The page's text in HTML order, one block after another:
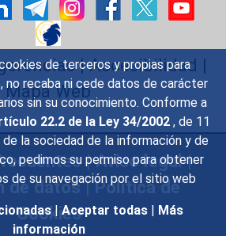
de terceros y propias para
no recaba ni cede datos de carácter
sin su conocimiento. Conforme a
22.2 de la Ley 34/2002 , de 11
la sociedad de la información y de
pedimos su permiso para obtener
de su navegación por el sitio web
| Aceptar todas | Más
información
|Accesibilidad |
Mapa Web
|Aviso legal|
de datos|Política de
Cookies